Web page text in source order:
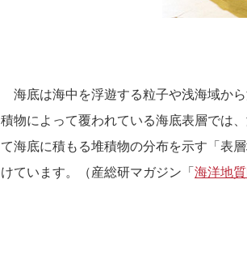
海底は海中を浮遊する粒子や浅海域か
積物によって覆われている海底表層では
て海底に積もる堆積物の分布を示す「表
けています。（産総研マガジン「 海洋地